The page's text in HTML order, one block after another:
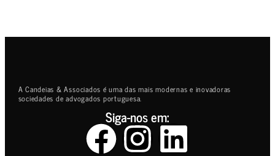
A Candeias & Associados é uma das mais modernas e inovadoras
sociedades de advogados portuguesa.
Siga-nos em: